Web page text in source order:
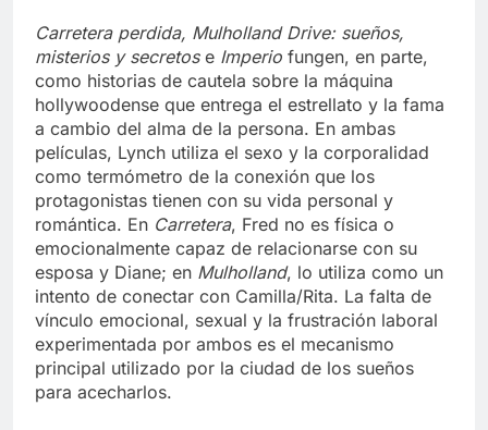
Carretera perdida, Mulholland Drive: sueños,
misterios y secretos e Imperio fungen, en parte,
como historias de cautela sobre la máquina
hollywoodense que entrega el estrellato y la fama
a cambio del alma de la persona. En ambas
películas, Lynch utiliza el sexo y la corporalidad
como termómetro de la conexión que los
protagonistas tienen con su vida personal y
romántica. En Carretera, Fred no es física o
emocionalmente capaz de relacionarse con su
esposa y Diane; en Mulholland, lo utiliza como un
intento de conectar con Camilla/Rita. La falta de
vínculo emocional, sexual y la frustración laboral
experimentada por ambos es el mecanismo
principal utilizado por la ciudad de los sueños
para acecharlos.